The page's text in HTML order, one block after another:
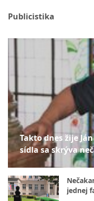
Publicistika
Takto dnes žije
sídla sa skrýva
jednej